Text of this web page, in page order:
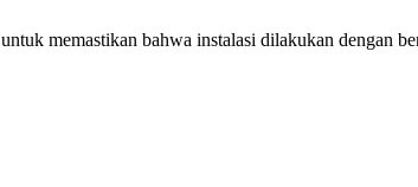
untuk memastikan bahwa instalasi dilakukan dengan